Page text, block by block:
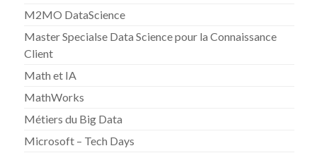
M2MO DataScience
Master Specialse Data Science pour la Connaissance
Client
Math et IA
MathWorks
Métiers du Big Data
Microsoft – Tech Days